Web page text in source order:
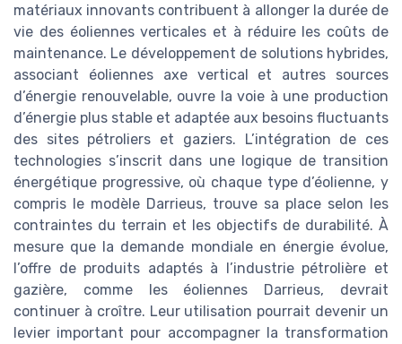
matériaux innovants contribuent à allonger la durée de
vie des éoliennes verticales et à réduire les coûts de
maintenance. Le développement de solutions hybrides,
associant éoliennes axe vertical et autres sources
d’énergie renouvelable, ouvre la voie à une production
d’énergie plus stable et adaptée aux besoins fluctuants
des sites pétroliers et gaziers. L’intégration de ces
technologies s’inscrit dans une logique de transition
énergétique progressive, où chaque type d’éolienne, y
compris le modèle Darrieus, trouve sa place selon les
contraintes du terrain et les objectifs de durabilité. À
mesure que la demande mondiale en énergie évolue,
l’offre de produits adaptés à l’industrie pétrolière et
gazière, comme les éoliennes Darrieus, devrait
continuer à croître. Leur utilisation pourrait devenir un
levier important pour accompagner la transformation